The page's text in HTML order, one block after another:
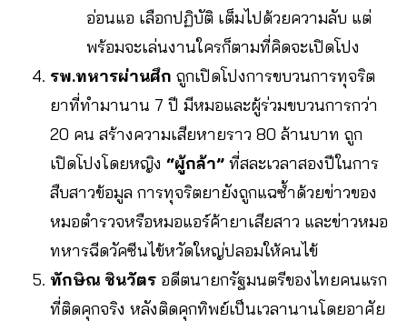
อ่อนแอ เลือกปฏิบัติ เต็มไปด้วยความลับ แต่
พร้อมจะเล่นงานใครก็ตามที่คิดจะเปิดโปง
รพ.ทหารผ่านศึก ถูกเปิดโปงการขบวนการทุจริต
ยาที่ทำมานาน 7 ปี มีหมอและผู้ร่วมขบวนการกว่า
20 คน สร้างความเสียหายราว 80 ล้านบาท ถูก
เปิดโปงโดยหญิง “ผู้กล้า” ที่สละเวลาสองปีในการ
สืบสาวข้อมูล การทุจริตยายังถูกแฉซ้ำด้วยข่าวของ
หมอตำรวจหรือหมอแอร์ค้ายาเสียสาว และข่าวหมอ
ทหารฉีดวัคซีนไข้หวัดใหญ่ปลอมให้คนไข้
ทักษิณ ชินวัตร อดีตนายกรัฐมนตรีของไทยคนแรก
ที่ติดคุกจริง หลังติดคุกทิพย์เป็นเวลานานโดยอาศัย